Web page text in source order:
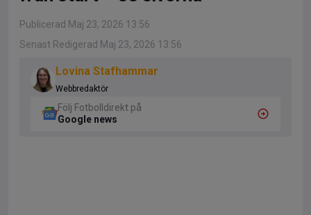
Publicerad Maj 23, 2026 13:56
Senast Redigerad Maj 23, 2026 13:56
Lovina Stafhammar
Webbredaktör
Följ Fotbolldirekt på
Google news